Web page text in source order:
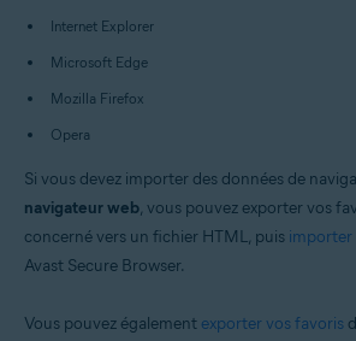
Internet Explorer
Microsoft Edge
Mozilla Firefox
Opera
Si vous devez importer des données de
navigateur web, vous pouvez exporter vos
concerné vers un fichier HTML, puis importer
Avast Secure Browser.
Vous pouvez également exporter vos favoris